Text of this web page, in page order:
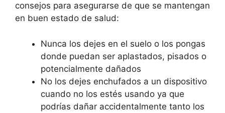
consejos para asegurarse de que se mantengan
en buen estado de salud:
Nunca los dejes en el suelo o los pongas
donde puedan ser aplastados, pisados o
potencialmente dañados
No los dejes enchufados a un dispositivo
cuando no los estés usando ya que
podrías dañar accidentalmente tanto los